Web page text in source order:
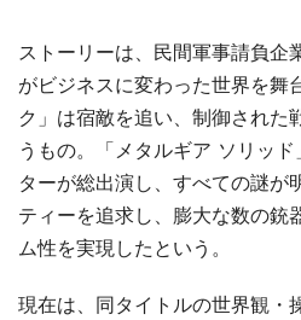
ストーリーは、民間軍事請負企
がビジネスに変わった世界を舞
ク」は宿敵を追い、制御された
うもの。「メタルギア ソリッ
ターが総出演し、すべての謎が
ティーを追求し、膨大な数の銃
ム性を実現したという。
現在は、同タイトルの世界観・